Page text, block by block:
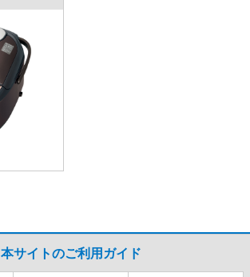
本サイトのご利用ガイド